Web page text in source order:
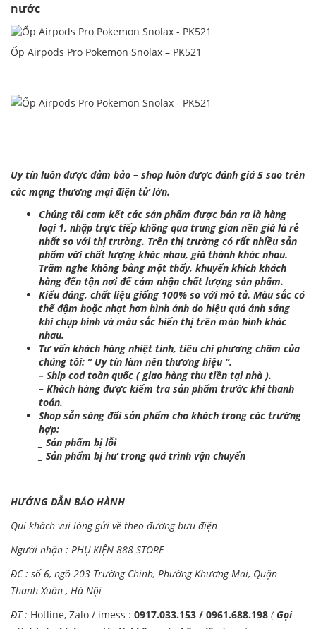
nước
Ốp Airpods Pro Pokemon Snolax – PK521
Uy tín luôn được đảm bảo – shop luôn được đánh giá 5 sao trên
các mạng thương mại điện tử lớn.
Chúng tôi cam kết các sản phẩm được bán ra là hàng
loại 1, nhập trực tiếp không qua trung gian nên giá là rẻ
nhất so với thị trường. Trên thị trường có rất nhiều sản
phẩm với chất lượng khác nhau, giá thành khác nhau.
Trăm nghe không bằng một thấy, khuyến khích khách
hàng đến tận nơi để cảm nhận chất lượng sản phẩm.
Kiểu dáng, chất liệu giống 100% so với mô tả. Màu sắc có
thể đậm hoặc nhạt hơn hình ảnh do hiệu quả ánh sáng
khi chụp hình và màu sắc hiển thị trên màn hình khác
nhau.
Tư vấn khách hàng nhiệt tình, tiêu chí phương châm của
chúng tôi: ” Uy tín làm nên thương hiệu “.
– Ship cod toàn quốc ( giao hàng thu tiền tại nhà ).
– Khách hàng được kiểm tra sản phẩm trước khi thanh
toán.
Shop sẵn sàng đổi sản phẩm cho khách trong các trường
hợp:
_ Sản phẩm bị lỗi
_ Sản phẩm bị hư trong quá trình vận chuyển
HƯỚNG DẪN BẢO HÀNH
Quí khách vui lòng gửi về theo đường bưu điện
Người nhận : PHỤ KIỆN 888 STORE
ĐC : số 6, ngõ 203 Trường Chinh, Phường Khương Mai, Quận
Thanh Xuân , Hà Nội
ĐT : Hotline, Zalo / imess : 0917.033.153 / 0961.688.198 ( Gọi